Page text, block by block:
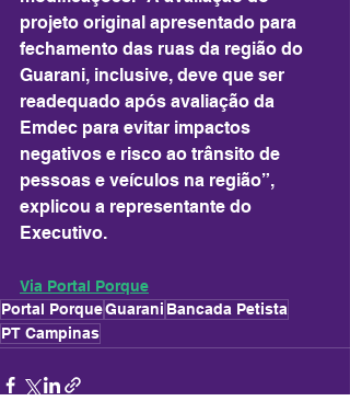
projeto original apresentado para
fechamento das ruas da região do
Guarani, inclusive, deve que ser
readequado após avaliação da
Emdec para evitar impactos
negativos e risco ao trânsito de
pessoas e veículos na região”,
explicou a representante do
Executivo.
Via Portal Porque
Portal PorqueGuarani Bancada Petista
PT Campinas